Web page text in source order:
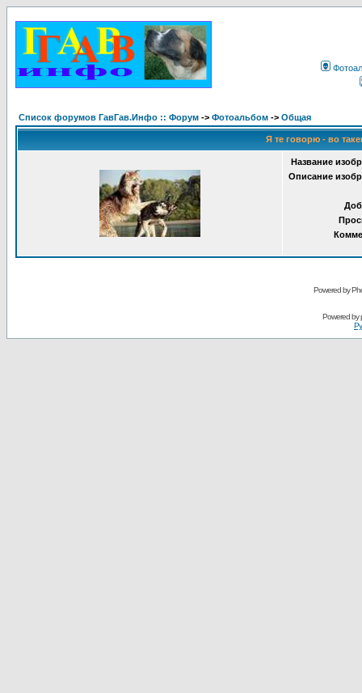
Список форумов ГавГав.Инфо :: Форум -> Фотоальбом -> Общая
Я те говорю - во
Название
Описание
Powered by
Powered by